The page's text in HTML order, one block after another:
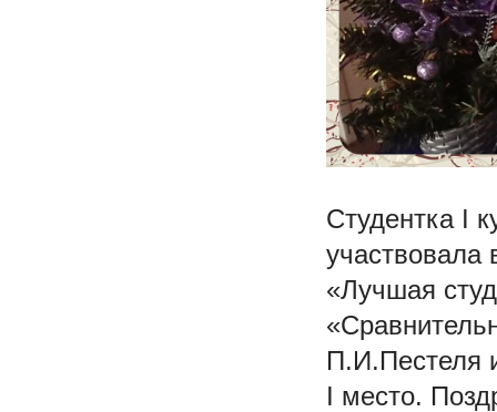
Студентка I
участвовала
«Лучшая
П.И.Пестеля
I место.